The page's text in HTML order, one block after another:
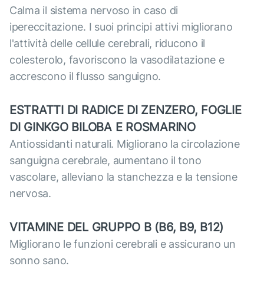
Calma il sistema nervoso in caso di
ipereccitazione. I suoi principi attivi migliorano
l'attività delle cellule cerebrali, riducono il
colesterolo, favoriscono la vasodilatazione e
accrescono il flusso sanguigno.
ESTRATTI DI RADICE DI ZENZERO, FOGLIE
DI GINKGO BILOBA E ROSMARINO
Antiossidanti naturali. Migliorano la circolazione
sanguigna cerebrale, aumentano il tono
vascolare, alleviano la stanchezza e la tensione
nervosa.
VITAMINE DEL GRUPPO B (В6, В9, В12)
Migliorano le funzioni cerebrali e assicurano un
sonno sano.